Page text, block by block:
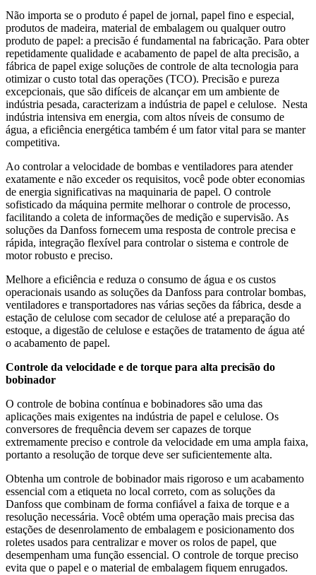
Não importa se o produto é papel de jornal, papel fino e especial,
produtos de madeira, material de embalagem ou qualquer outro
produto de papel: a precisão é fundamental na fabricação. Para obter
repetidamente qualidade e acabamento de papel de alta precisão, a
fábrica de papel exige soluções de controle de alta tecnologia para
otimizar o custo total das operações (TCO). Precisão e pureza
excepcionais, que são difíceis de alcançar em um ambiente de
indústria pesada, caracterizam a indústria de papel e celulose. Nesta
indústria intensiva em energia, com altos níveis de consumo de
água, a eficiência energética também é um fator vital para se manter
competitiva.
Ao controlar a velocidade de bombas e ventiladores para atender
exatamente e não exceder os requisitos, você pode obter economias
de energia significativas na maquinaria de papel. O controle
sofisticado da máquina permite melhorar o controle de processo,
facilitando a coleta de informações de medição e supervisão. As
soluções da Danfoss fornecem uma resposta de controle precisa e
rápida, integração flexível para controlar o sistema e controle de
motor robusto e preciso.
Melhore a eficiência e reduza o consumo de água e os custos
operacionais usando as soluções da Danfoss para controlar bombas,
ventiladores e transportadores nas várias seções da fábrica, desde a
estação de celulose com secador de celulose até a preparação do
estoque, a digestão de celulose e estações de tratamento de água até
o acabamento de papel.
Controle da velocidade e de torque para alta precisão do
bobinador
O controle de bobina contínua e bobinadores são uma das
aplicações mais exigentes na indústria de papel e celulose. Os
conversores de frequência devem ser capazes de torque
extremamente preciso e controle da velocidade em uma ampla faixa,
portanto a resolução de torque deve ser suficientemente alta.
Obtenha um controle de bobinador mais rigoroso e um acabamento
essencial com a etiqueta no local correto, com as soluções da
Danfoss que combinam de forma confiável a faixa de torque e a
resolução necessária. Você obtém uma operação mais precisa das
estações de desenrolamento de embalagem e posicionamento dos
roletes usados para centralizar e mover os rolos de papel, que
desempenham uma função essencial. O controle de torque preciso
evita que o papel e o material de embalagem fiquem enrugados.